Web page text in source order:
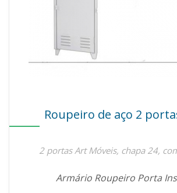
Roupeiro de aço 2
2 portas Art Móveis, chapa 24,
Armário Roupeiro Porta